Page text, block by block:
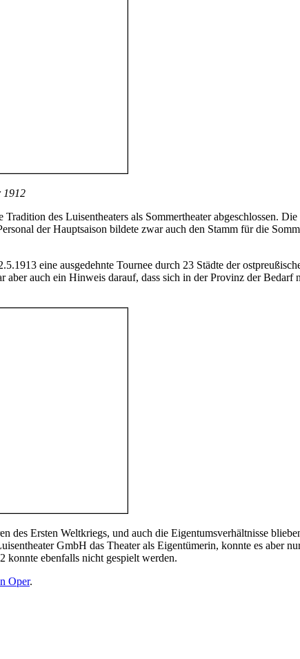
1912
des Luisentheaters als Sommertheater abgeschlossen.
der Hauptsaison bildete zwar auch den Stamm für die
eine ausgedehnte Tournee durch 23 Städte der
auch ein Hinweis darauf, dass sich in der Provinz der Bedarf
Ersten Weltkriegs, und auch die Eigentumsverhältnisse
GmbH das Theater als Eigentümerin, konnte es aber
konnte ebenfalls nicht gespielt werden.
Oper.